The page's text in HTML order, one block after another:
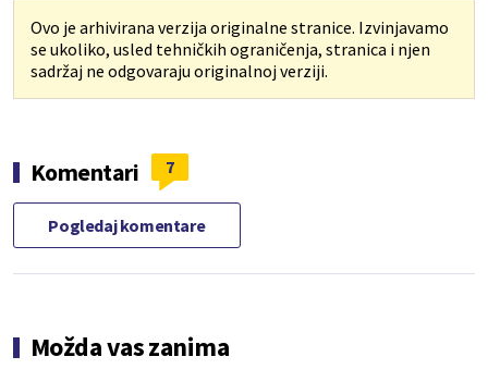
Ovo je arhivirana verzija originalne stranice. Izvinjavamo
se ukoliko, usled tehničkih ograničenja, stranica i njen
sadržaj ne odgovaraju originalnoj verziji.
Komentari 7
Pogledaj komentare
Možda vas zanima